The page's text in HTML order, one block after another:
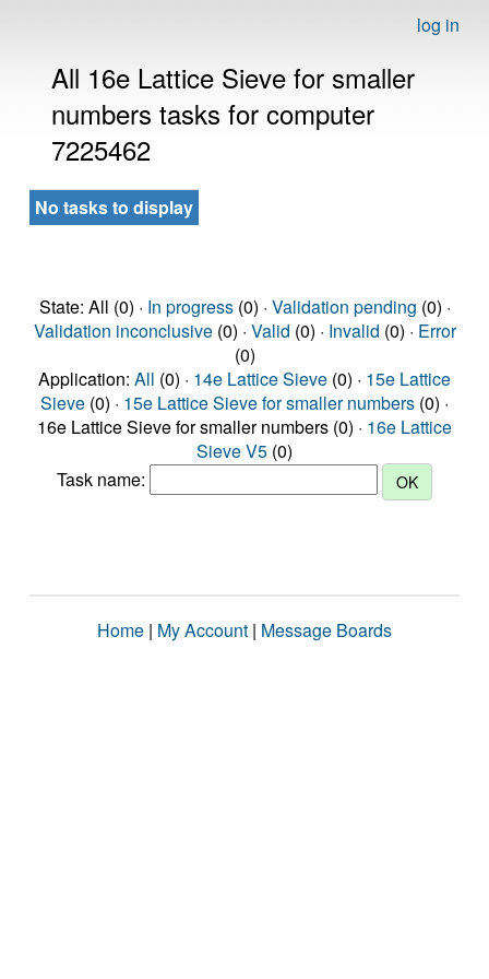
log in
All 16e Lattice Sieve for smaller
numbers tasks for computer
7225462
No tasks to display
State: All (0) · In progress(0) · Validation pending (0) ·
Validation inconclusive(0) · Valid (0) · Invalid (0) · Error
(0)
Application: All (0) · 14e Lattice Sieve (0) · 15e Lattice
Sieve (0) · 15e Lattice Sieve for smaller numbers (0) ·
16e Lattice Sieve for smaller numbers (0) · 16e Lattice
Sieve V5 (0)
Task name:
Home | My Account | Message Boards